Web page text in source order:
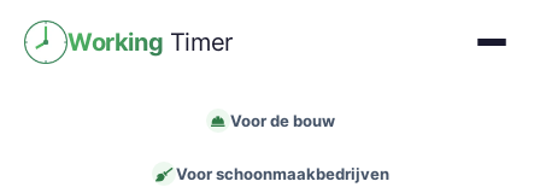
Working Timer
Voor de bouw
Voor schoonmaakbedrijven